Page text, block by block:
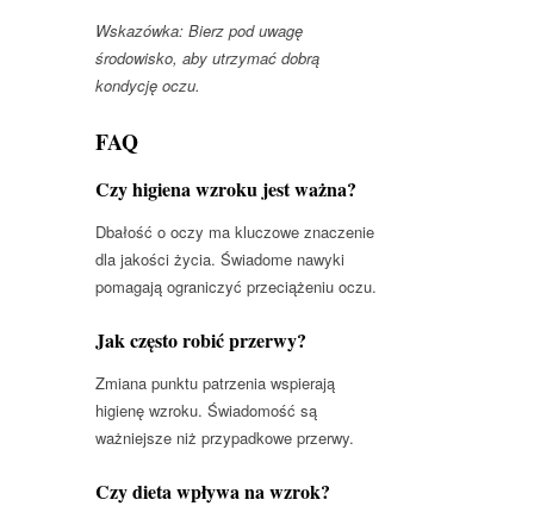
Wskazówka: Bierz pod uwagę
środowisko, aby utrzymać dobrą
kondycję oczu.
FAQ
Czy higiena wzroku jest ważna?
Dbałość o oczy ma kluczowe znaczenie
dla jakości życia. Świadome nawyki
pomagają ograniczyć przeciążeniu oczu.
Jak często robić przerwy?
Zmiana punktu patrzenia wspierają
higienę wzroku. Świadomość są
ważniejsze niż przypadkowe przerwy.
Czy dieta wpływa na wzrok?